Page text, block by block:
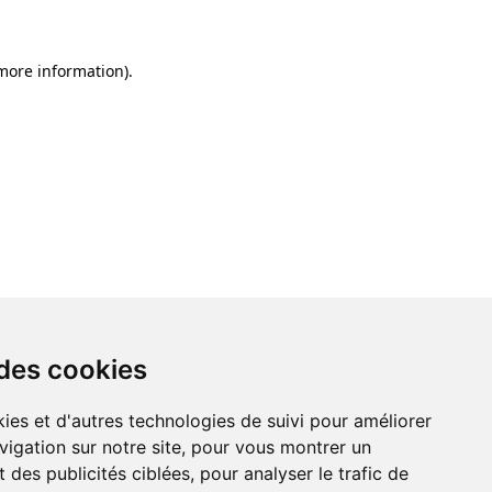
cookies
et d'autres technologies de suivi pour améliorer
sur notre site, pour vous montrer un
des publicités ciblées, pour analyser le trafic de
information).